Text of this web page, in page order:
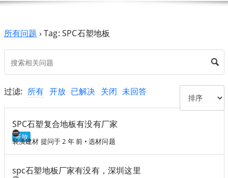
所有问题 › Tag: SPC石塑地板
过滤: 所有 开放 已解决 关闭 未回答
SPC石塑复合地板有没有厂家
开放
装潢建材 提问于 2 年 前 • 选材问题
spc石塑地板厂家有没有，深圳这里